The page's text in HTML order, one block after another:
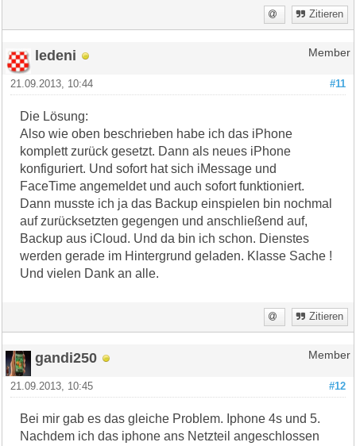
Zitieren
ledeni Member
#11
21.09.2013, 10:44
Die Lösung:
Also wie oben beschrieben habe ich das iPhone
komplett zurück gesetzt. Dann als neues iPhone
konfiguriert. Und sofort hat sich iMessage und
FaceTime angemeldet und auch sofort funktioniert.
Dann musste ich ja das Backup einspielen bin nochmal
auf zurücksetzten gegengen und anschließend auf,
Backup aus iCloud. Und da bin ich schon. Dienstes
werden gerade im Hintergrund geladen. Klasse Sache !
Und vielen Dank an alle.
Zitieren
gandi250 Member
#12
21.09.2013, 10:45
Bei mir gab es das gleiche Problem. Iphone 4s und 5.
Nachdem ich das iphone ans Netzteil angeschlossen